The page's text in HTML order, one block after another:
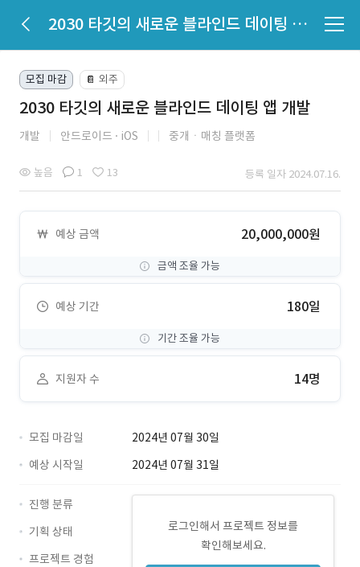
2030 타깃의 새로운 블라인드 데이팅 앱 개발
모집 마감 📔 외주
2030 타깃의 새로운 블라인드 데이팅 앱 개발
개발 안드로이드 iOS 중개ㆍ매칭 플랫폼
높음 1 13 등록 일자 2024.07.16.
예상 금액 20,000,000원
금액 조율 가능
예상 기간 180일
기간 조율 가능
지원자 수 14명
모집 마감일
2024년 07월 30일
예상 시작일
2024년 07월 31일
로그인해서 프로젝트 정보를
확인해보세요.
진행 분류
기획 상태
프로젝트 경험